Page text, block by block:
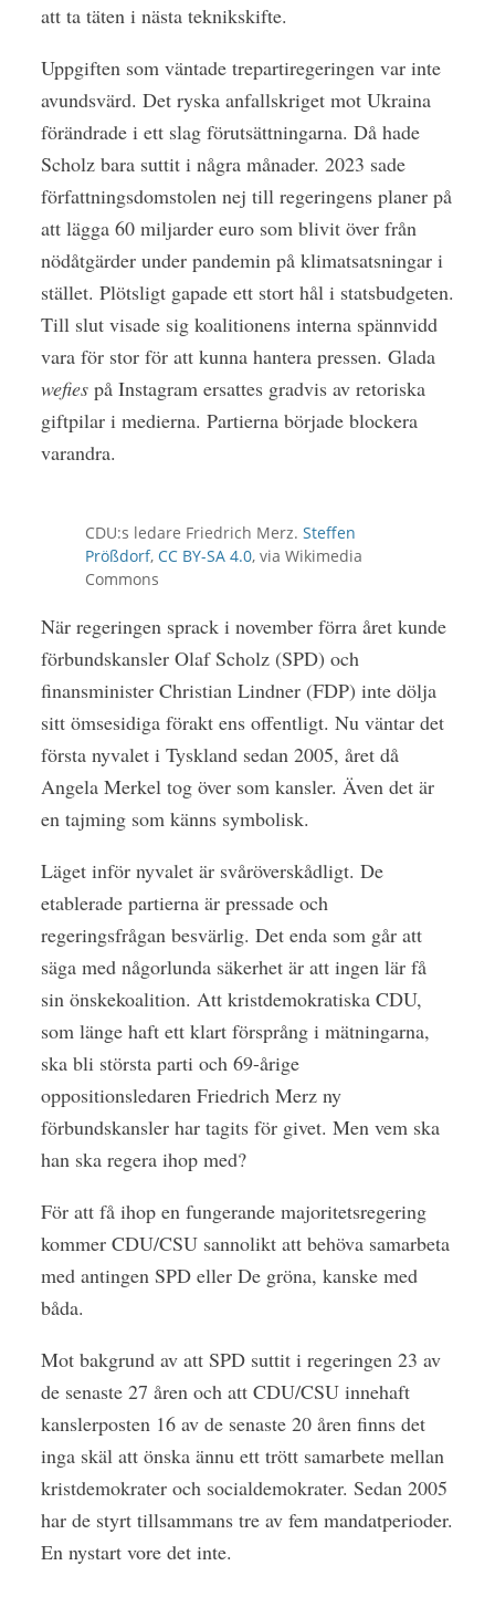
att ta täten i nästa teknikskifte.
Uppgiften som väntade trepartiregeringen var inte
avundsvärd. Det ryska anfallskriget mot Ukraina
förändrade i ett slag förutsättningarna. Då hade
Scholz bara suttit i några månader. 2023 sade
författningsdomstolen nej till regeringens planer på
att lägga 60 miljarder euro som blivit över från
nödåtgärder under pandemin på klimatsatsningar i
stället. Plötsligt gapade ett stort hål i statsbudgeten.
Till slut visade sig koalitionens interna spännvidd
vara för stor för att kunna hantera pressen. Glada
wefiespå Instagram ersattes gradvis av retoriska
giftpilar i medierna. Partierna började blockera
varandra.
CDU:s ledare Friedrich Merz. Steffen
Prößdorf, CC BY-SA 4.0, via Wikimedia
Commons
När regeringen sprack i november förra året kunde
förbundskansler Olaf Scholz (SPD) och
finansminister Christian Lindner (FDP) inte dölja
sitt ömsesidiga förakt ens offentligt. Nu väntar det
första nyvalet i Tyskland sedan 2005, året då
Angela Merkel tog över som kansler. Även det är
en tajming som känns symbolisk.
Läget inför nyvalet är svåröverskådligt. De
etablerade partierna är pressade och
regeringsfrågan besvärlig. Det enda som går att
säga med någorlunda säkerhet är att ingen lär få
sin önskekoalition. Att kristdemokratiska CDU,
som länge haft ett klart försprång i mätningarna,
ska bli största parti och 69-årige
oppositionsledaren Friedrich Merz ny
förbundskansler har tagits för givet. Men vem ska
han ska regera ihop med?
För att få ihop en fungerande majoritetsregering
kommer CDU/CSU sannolikt att behöva samarbeta
med antingen SPD eller De gröna, kanske med
båda.
Mot bakgrund av att SPD suttit i regeringen 23 av
de senaste 27 åren och att CDU/CSU innehaft
kanslerposten 16 av de senaste 20 åren finns det
inga skäl att önska ännu ett trött samarbete mellan
kristdemokrater och socialdemokrater. Sedan 2005
har de styrt tillsammans tre av fem mandatperioder.
En nystart vore det inte.